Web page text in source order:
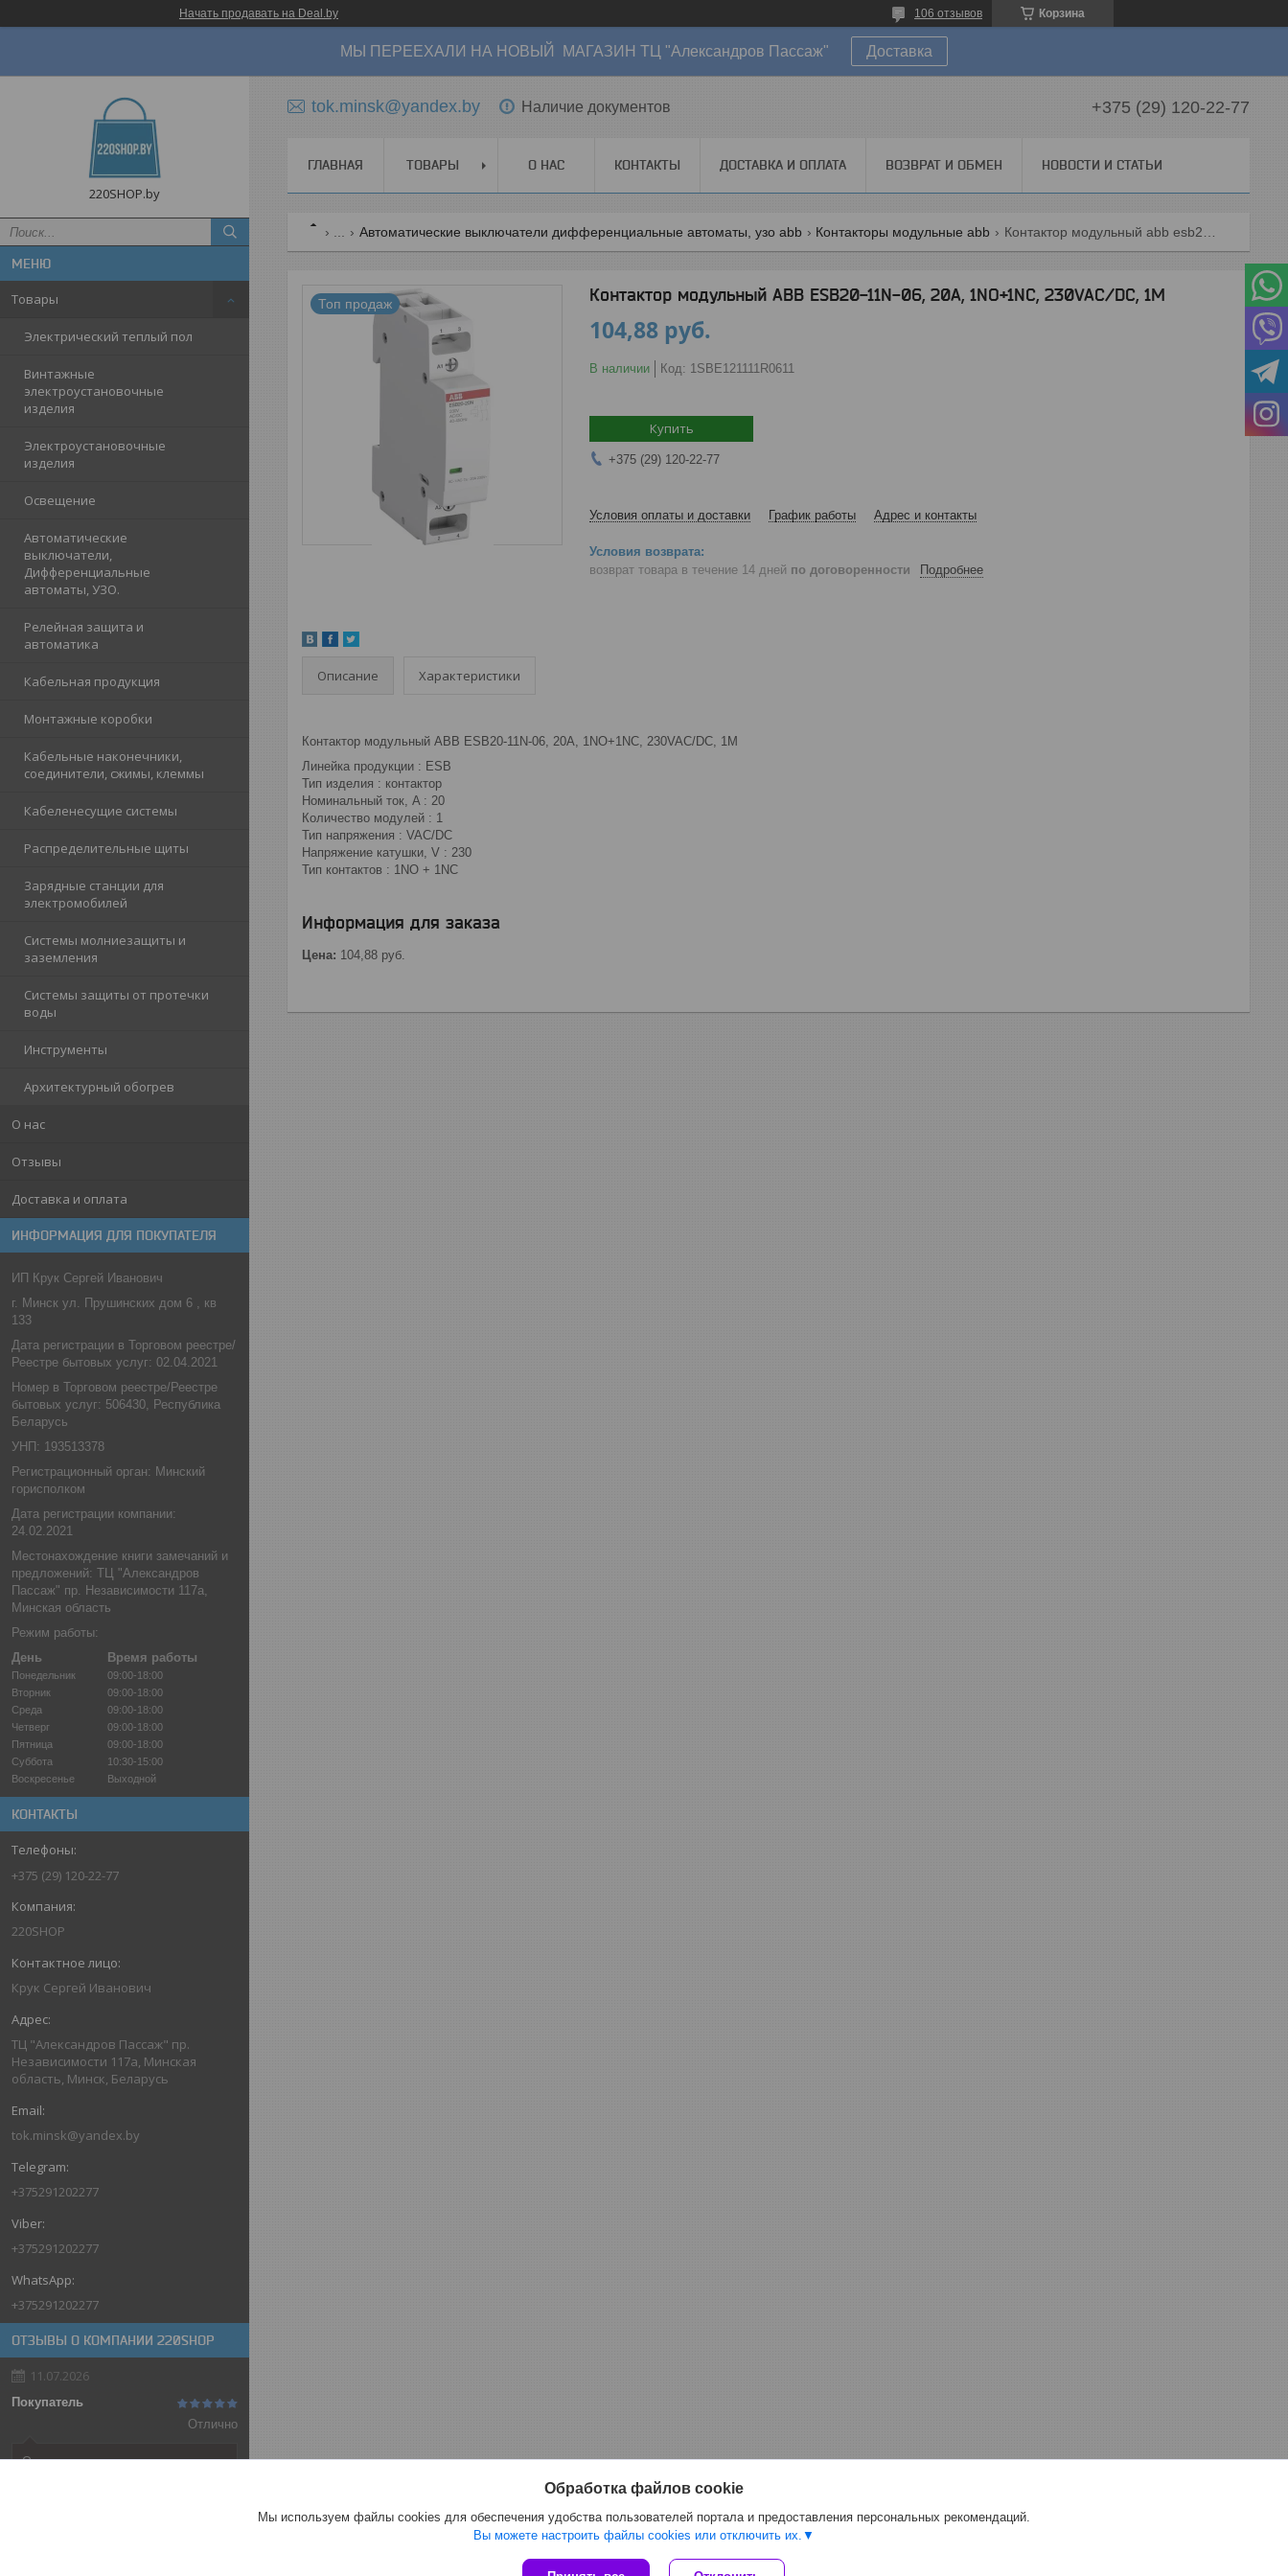
Начать продавать на Deal.by Корзина
106 отзывов
МЫ ПЕРЕЕХАЛИ НА НОВЫЙ МАГАЗИН ТЦ "Александров Пассаж" Доставка
220SHOP.by
Товары
Электрический теплый пол
Винтажные
электроустановочные
изделия
Электроустановочные
изделия
Освещение
Автоматические
выключатели,
Дифференциальные
автоматы, УЗО.
Релейная защита и
автоматика
Кабельная продукция
Монтажные коробки
Кабельные наконечники,
соединители, сжимы, клеммы
Кабеленесущие системы
Распределительные щиты
Зарядные станции для
электромобилей
Системы молниезащиты и
заземления
Системы защиты от протечки
воды
Инструменты
Архитектурный обогрев
О нас
Отзывы
Доставка и оплата
ИНФОРМАЦИЯ ДЛЯ ПОКУПАТЕЛЯ
ИП Крук Сергей Иванович
г. Минск ул. Прушинских дом 6 , кв
133
Дата регистрации в Торговом реестре/
Реестре бытовых услуг: 02.04.2021
Номер в Торговом реестре/Реестре
бытовых услуг: 506430, Республика
Беларусь
УНП: 193513378
Регистрационный орган: Минский
горисполком
Дата регистрации компании:
24.02.2021
Местонахождение книги замечаний и
предложений: ТЦ "Александров
Пассаж" пр. Независимости 117а,
Минская область
Режим работы:
День
Время работы
Понедельник
09:00-18:00
Вторник
09:00-18:00
Среда
09:00-18:00
Четверг
09:00-18:00
Пятница
09:00-18:00
Суббота
10:30-15:00
Воскресенье
Выходной
КОНТАКТЫ
+375 (29) 120-22-77
220SHOP
Крук Сергей Иванович
ТЦ "Александров Пассаж" пр.
Независимости 117а, Минская
область, Минск, Беларусь
tok.minsk@yandex.by
+375291202277
+375291202277
+375291202277
ОТЗЫВЫ О КОМПАНИИ 220SHOP
11.07.2026
Покупатель
Отлично
Оригинальные товары автоматов
tok.minsk@yandex.by Наличие документов +375 (29) 120-22-77
ГЛАВНАЯ ТОВАРЫ О НАС КОНТАКТЫ ДОСТАВКА И ОПЛАТА ВОЗВРАТ И ОБМЕН НОВОСТИ И СТАТЬИ
Автоматические выключатели дифференциальные автоматы, узо abb Контакторы модульные abb
Топ продаж Контактор модульный ABB ESB20-11N-06, 20A, 1NO+1NC, 230VAC/DC, 1M
104,88 руб.
В наличии Код: 1SBE121111R0611
Купить
+375 (29) 120-22-77
Условия оплаты и доставки График работы Адрес и контакты
возврат товара в течение 14 дней по договоренности Подробнее
Описание Характеристики
Контактор модульный ABB ESB20-11N-06, 20A, 1NO+1NC, 230VAC/DC, 1M
Линейка продукции : ESB
Тип изделия : контактор
Номинальный ток, A : 20
Количество модулей : 1
Тип напряжения : VAC/DC
Напряжение катушки, V : 230
Тип контактов : 1NO + 1NC
Информация для заказа
Цена: 104,88 руб.
Обработка файлов cookie
Мы используем файлы cookies для обеспечения удобства пользователей портала и предоставления персональных рекомендаций.
Вы можете настроить файлы cookies или отключить их.